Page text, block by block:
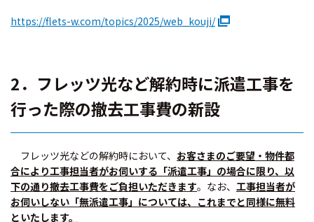
https://flets-w.com/topics/2025/web_kouji/
2．フレッツ光など解約時に派遣工事を
行った際の撤去工事費の新設
フレッツ光などの解約時において、 お客さまのご要望・物件都
合により工事担当者がお伺いする「派遣工事」の場合に限り、以
下の通り撤去工事費をご負担いただきます。なお、 工事担当者が
お伺いしない「無派遣工事」については、これまでと同様に無料
といたします。